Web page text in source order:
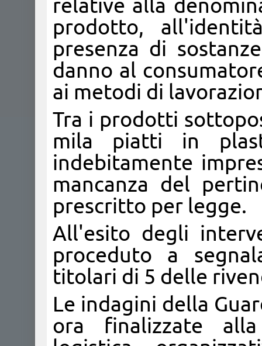
relative alla
prodotto,
presenza di
danno al
ai metodi di
Tra i prodotti
mila piatti in
indebitamente
mancanza del
prescritto per legge.
All'esito degli
proceduto a
titolari di 5 delle
Le indagini della
ora finalizzate